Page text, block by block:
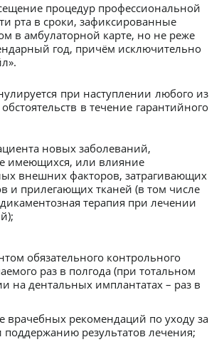
процедур профессиональной
рта в сроки, зафиксированные
в амбулаторной карте, но не реже
год, причём исключительно
при наступлении любого из
в течение гарантийного
новых заболеваний,
имеющихся, или влияние
внешних факторов, затрагивающих
и прилегающих тканей (в том числе
терапия при лечении
обязательного контрольного
раз в полгода (при тотальном
на дентальных имплантатах – раз в
врачебных рекомендаций по уходу за
поддержанию результатов лечения;